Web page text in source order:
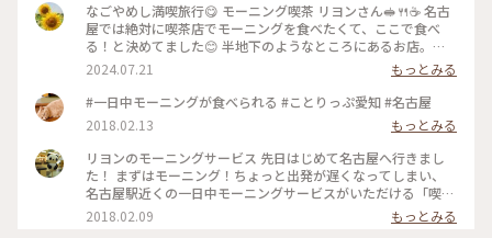
なごやめし満喫旅行😋 モーニング喫茶 リヨンさん🥪🍴☕️ 名古
屋では絶対に喫茶店でモーニングを食べたくて、ここで食べ
る！と決めてました😊 半地下のようなところにあるお店。通
りからはちょっと見えにくくなってます。 オープン30分ほど
前に到着しましたが早くも先客が！ そのあとも次々に列が伸
びていき、オープンする頃には50人近く並んでいました😳 無
事に1巡目で入店！ ソファー席に座ることが出来ました☺️ レト
ロな店内は落ち着いた雰囲気で、真ん中の大きなテーブルはお
ひとり様が多かったです。 リヨンさんでは一日中モーニングを
食べることが出来ます🥰 私はポテトサラダ、夫は野菜サンドに
しました。 私はドリンク代だけでプレスサンドがサービスで
ついてくるもの、夫はドリンク代にプラス料金の玉子・野菜サ
ンドセットでした。 具も美味しいけどパンも美味しい💓 お店
2024.07.21
もっとみる
#一日中モーニングが食べられる #ことりっぷ愛知 #名古屋
2018.02.13
もっとみる
リヨンのモーニングサービス 先日はじめて名古屋へ行きまし
た！ まずはモーニング！ちょっと出発が遅くなってしまい、
名古屋駅近くの一日中モーニングサービスがいただける「喫茶
リヨン」へ。 ドリンク1杯でプレスサンドとスナックがいただ
けました。 プレスサンドは5、6種類から選べました。 小倉あ
2018.02.09 もっとみる